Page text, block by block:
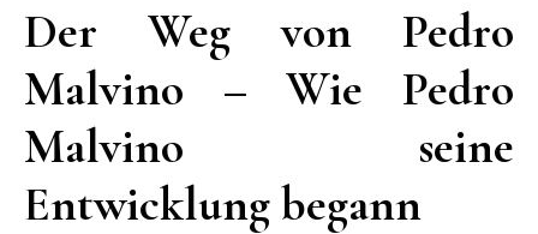
Der Weg von Pedro
Malvino – Wie Pedro
Malvino seine
Entwicklung begann